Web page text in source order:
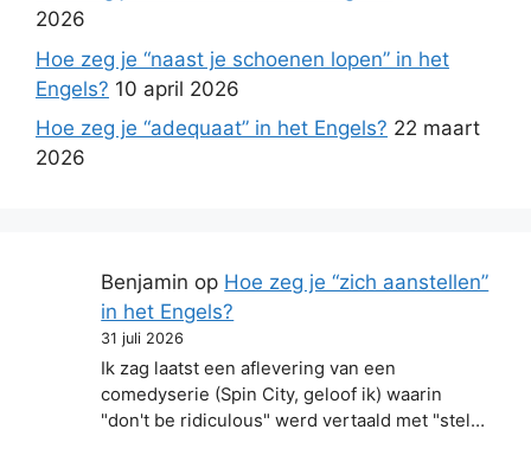
2026
Hoe zeg je “naast je schoenen lopen” in het
Engels? 10 april 2026
Hoe zeg je “adequaat” in het Engels? 22 maart
2026
Benjamin op Hoe zeg je “zich aanstellen”
in het Engels?
31 juli 2026
Ik zag laatst een aflevering van een
comedyserie (Spin City, geloof ik) waarin
"don't be ridiculous" werd vertaald met "stel…